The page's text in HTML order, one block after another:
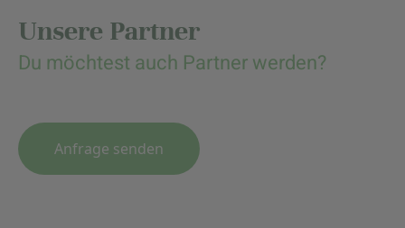
Unsere Partner
Du möchtest auch Partner werden?
Anfrage senden